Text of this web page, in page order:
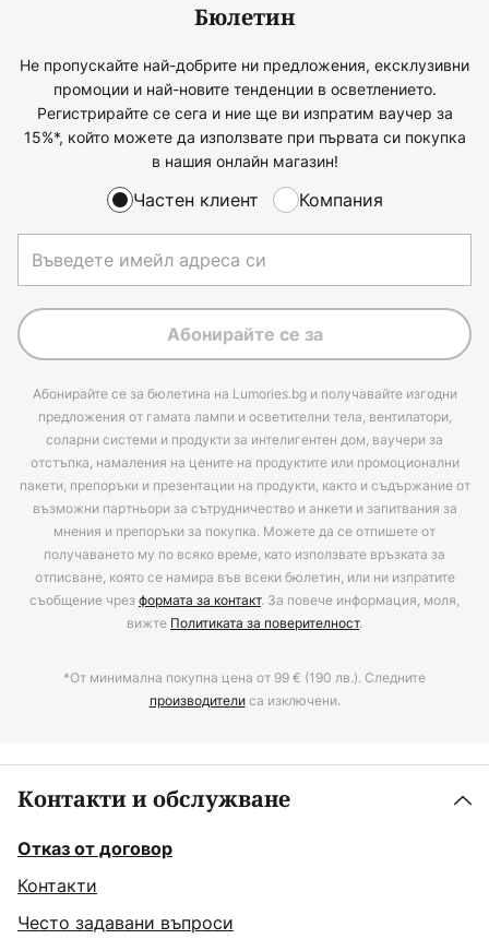
Бюлетин
Не пропускайте най-добрите ни предложения, ексклузивни
промоции и най-новите тенденции в осветлението.
Регистрирайте се сега и ние ще ви изпратим ваучер за
15%*, който можете да използвате при първата си покупка
в нашия онлайн магазин!
Частен клиент Компания
Абонирайте се за
Абонирайте се за бюлетина на Lumories.bg и получавайте изгодни
предложения от гамата лампи и осветителни тела, вентилатори,
соларни системи и продукти за интелигентен дом, ваучери за
отстъпка, намаления на цените на продуктите или промоционални
пакети, препоръки и презентации на продукти, както и съдържание от
възможни партньори за сътрудничество и анкети и запитвания за
мнения и препоръки за покупка. Можете да се отпишете от
получаването му по всяко време, като използвате връзката за
отписване, която се намира във всеки бюлетин, или ни изпратите
съобщение чрезформата за контакт. За повече информация, моля,
вижте Политиката за поверителност.
*От минимална покупна цена от 99 € (190 лв.). Следните
производителиса изключени.
Контакти и обслужване
Отказ от договор
Контакти
Често задавани въпроси